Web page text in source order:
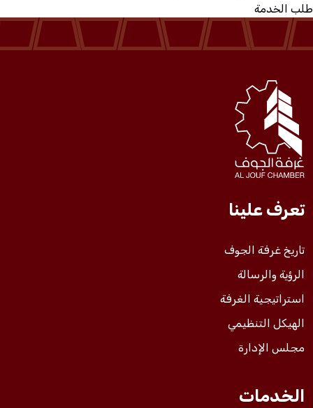
الخدمات
المركز الإعلامي
فعاليات الغرفة
فعاليات الجوف
مشاريع الغرفة
طلب الخدمة
تعرف علينا
تاريخ غرفة الجوف
الرؤية والرسالة
استراتيجية الغرفة
الهيكل التنظيمي
مجلس الإدارة
الخدمات